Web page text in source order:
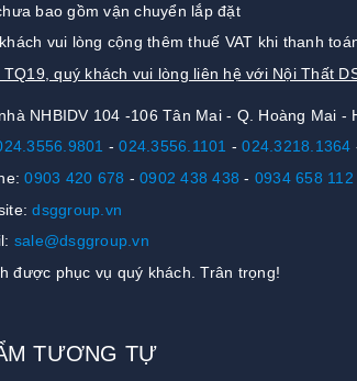
bao gồm vận chuyển lắp đặt
vui lòng cộng thêm thuế VAT khi thanh
quý khách vui lòng liên hệ với Nội Thất
NHBIDV 104 -106 Tân Mai - Q. Hoàng Mai -
-024.3556.1101 -024.3218.1364
0903 420 678 - 0902 438 438 - 0934 658 112
dsggroup.vn
sale@dsggroup.vn
được phục vụ quý khách. Trân trọng!
TƯƠNG TỰ